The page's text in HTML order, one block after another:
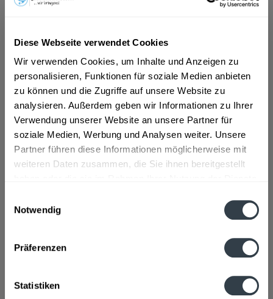
Diese Webseite verwendet Cookies
Wir verwenden Cookies, um Inhalte und Anzeigen zu
personalisieren, Funktionen für soziale Medien anbieten
zu können und die Zugriffe auf unsere Website zu
analysieren. Außerdem geben wir Informationen zu Ihrer
Verwendung unserer Website an unsere Partner für
soziale Medien, Werbung und Analysen weiter. Unsere
Partner führen diese Informationen möglicherweise mit
weiteren Daten zusammen, die Sie ihnen bereitgestellt
Notwendig
Präferenzen
Statistiken
ab 174,89 € *
Inhalt:4.2 Liter (41,64 € * / 1 Liter)
inkl. MwSt.
Vorrätig
In denWarenkorb
Artikel-Nr.:
26694
Beschreibung
Lutzenburger GmbH, Scharfstraße 1, 84048 Mainburgmehr